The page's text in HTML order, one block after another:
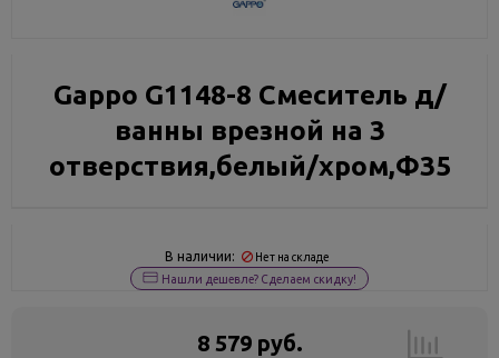
Gappo G1148-8 Смеситель д/
ванны врезной на 3
отверствия,белый/хром,Ф35
В наличии: Нет на складе
Нашли дешевле? Сделаем скидку!
8 579 руб.